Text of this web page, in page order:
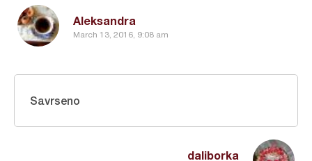
Aleksandra
March 13, 2016, 9:08 am
daliborka
Savrseno